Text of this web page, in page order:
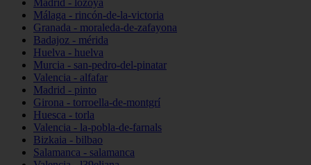
Madrid - lozoya
Málaga - rincón-de-la-victoria
Granada - moraleda-de-zafayona
Badajoz - mérida
Huelva - huelva
Murcia - san-pedro-del-pinatar
Valencia - alfafar
Madrid - pinto
Girona - torroella-de-montgrí
Huesca - torla
Valencia - la-pobla-de-farnals
Bizkaia - bilbao
Salamanca - salamanca